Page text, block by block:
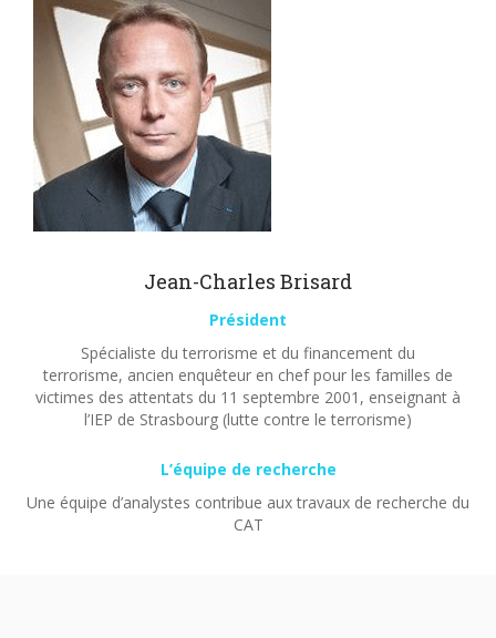
Jean-Charles Brisard
Président
Spécialiste du terrorisme et du financement du
terrorisme, ancien enquêteur en chef pour les familles de
victimes des attentats du 11 septembre 2001, enseignant à
l’IEP de Strasbourg (lutte contre le terrorisme)
L’équipe de recherche
Une équipe d’analystes contribue aux travaux de recherche du
CAT